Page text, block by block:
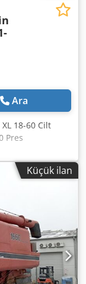
Ara
18-60 Cilt
Pres
PraLeg XL
durumda,
sert
yapışkan
450 mm Blok
mm Üretim
Ağırlık: 300 kg
Kitap Presi Oyuk
üretimi.
özellikler:
220 kg Güç:
Küçük ilan